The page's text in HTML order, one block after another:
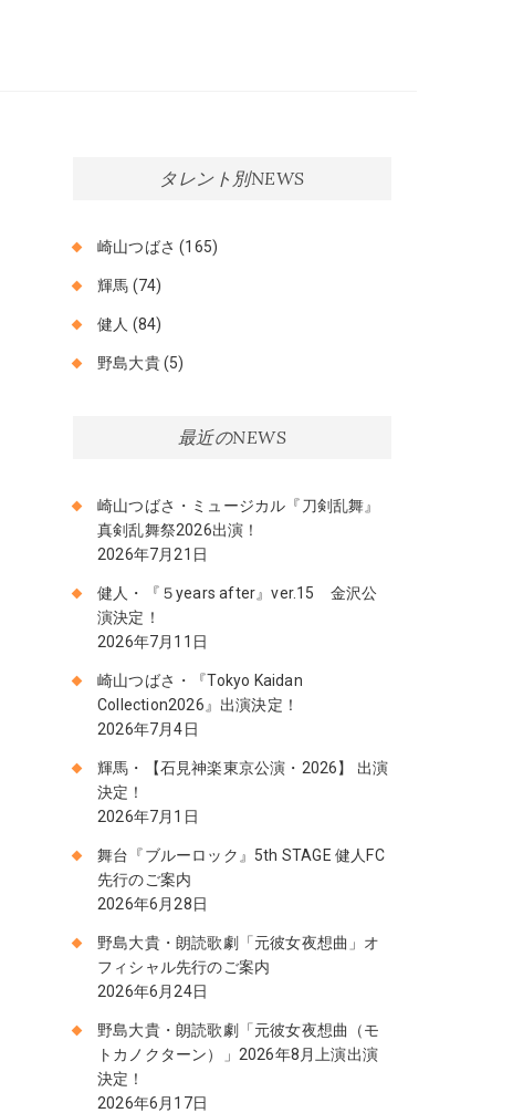
タレント別NEWS
崎山つばさ (165)
輝馬 (74)
健人 (84)
野島大貴(5)
最近のNEWS
崎山つばさ・ミュージカル『刀剣乱舞』
真剣乱舞祭2026出演！
2026年7月21日
健人・『５years after』ver.15 金沢公
演決定！
2026年7月11日
崎山つばさ・『Tokyo Kaidan
Collection2026』出演決定！
2026年7月4日
輝馬・【石見神楽東京公演・2026】 出演
決定！
2026年7月1日
舞台『ブルーロック』5th STAGE 健人FC
先行のご案内
2026年6月28日
野島大貴・朗読歌劇「元彼女夜想曲」オ
フィシャル先行のご案内
2026年6月24日
野島大貴・朗読歌劇「元彼女夜想曲（モ
トカノクターン）」2026年8月上演出演
決定！
2026年6月17日